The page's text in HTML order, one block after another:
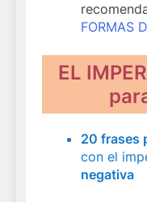
FORMAS
EL
20 frases
con el
negativa